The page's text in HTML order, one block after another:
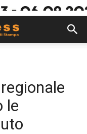
le